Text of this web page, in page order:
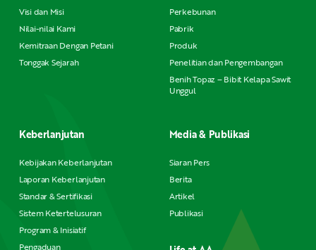
Visi dan Misi
Nilai-nilai Kami
Kemitraan Dengan Petani
Tonggak Sejarah
Perkebunan
Pabrik
Produk
Penelitian dan Pengembangan
Benih Topaz – Bibit Kelapa Sawit
Unggul
Keberlanjutan
Kebijakan Keberlanjutan
Laporan Keberlanjutan
Standar & Sertifikasi
Sistem Ketertelusuran
Program & Inisiatif
Pengaduan
Media & Publikasi
Siaran Pers
Berita
Artikel
Publikasi